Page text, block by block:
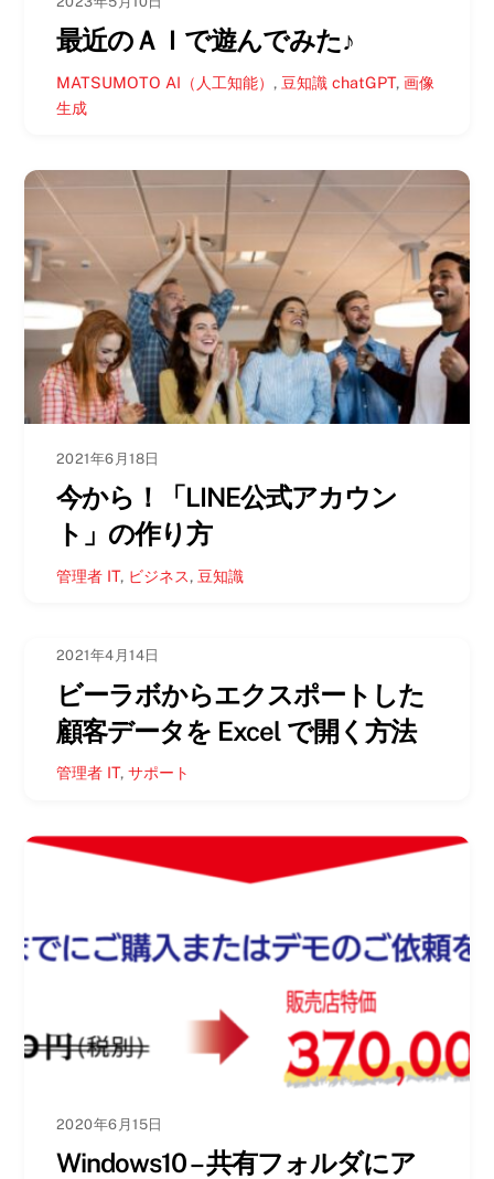
最近のＡＩで遊んでみた♪
MATSUMOTO AI（人工知能） , 豆知識 chatGPT, 画像
生成
2021年6月18日
今から！「LINE公式アカウン
ト」の作り方
管理者 IT, ビジネス, 豆知識
2021年4月14日
ビーラボからエクスポートした
顧客データを Excel で開く方法
管理者 IT, サポート
2020年6月15日
Windows10 – 共有フォルダにア